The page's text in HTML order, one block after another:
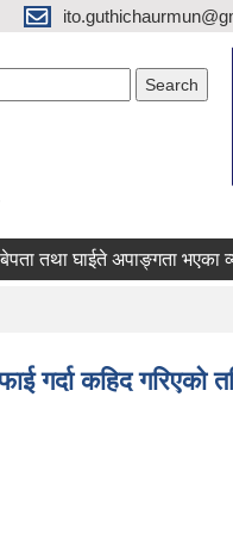
तथा घाईते अपाङ्गता भएका
गर्दा कहिद गरिएको